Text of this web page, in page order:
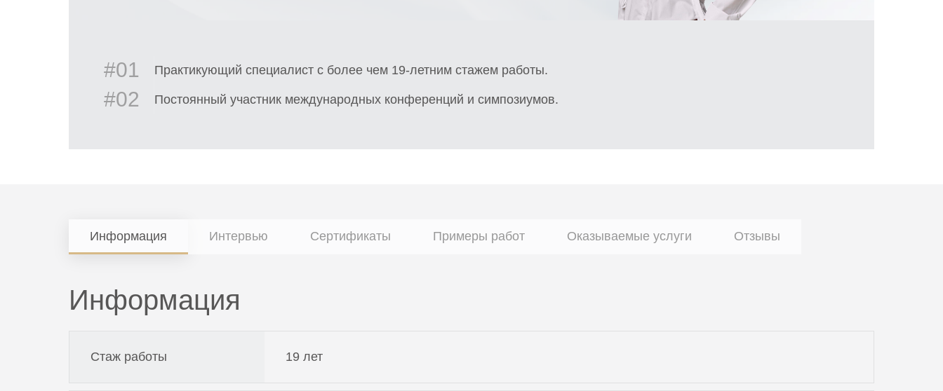
#01 Практикующий специалист с более чем 19-летним стажем работы.
#02 Постоянный участник международных конференций и симпозиумов.
Информация Интервью Сертификаты Примеры работ Оказываемые услуги Отзывы
Информация
Стаж работы 19 лет